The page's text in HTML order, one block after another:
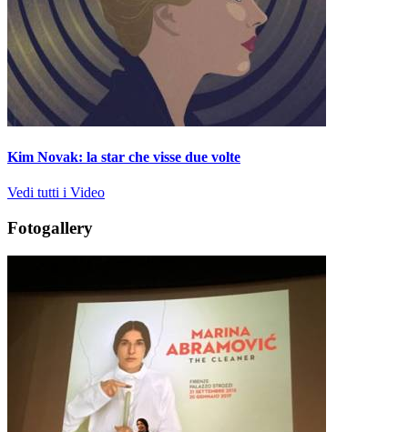
Kim Novak: la star che visse due volte
Vedi tutti i Video
Fotogallery